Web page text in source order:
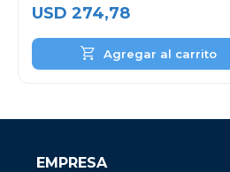
USD 274,78
EMPRESA